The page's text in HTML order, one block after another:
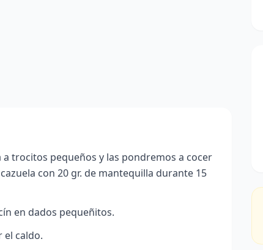
trocitos pequeños y las pondremos a cocer
con 20 gr. de mantequilla durante 15
en dados pequeñitos.
el caldo.